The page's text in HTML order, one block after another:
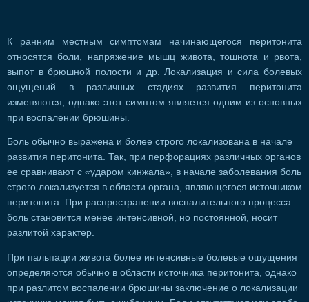
К ранним местным симптомам начинающегося перитонита
относятся боли, напряжение мышц живота, тошнота и рвота,
выпот в брюшной полости и др. Локализация и сила болевых
ощущений в различных стадиях развития перитонита
изменяются, однако этот симптом является одним из основных
при воспалении брюшины.
Боль обычно выражена и более строго локализована в начале
развития перитонита. Так, при перфорациях различных органов
ее сравнивают с «ударом кинжала», в начале заболевания боль
строго локализуется в области органа, являющегося источником
перитонита. При распространении воспалительного процесса
боль становится менее интенсивной, но постоянной, носит
разлитой характер.
При пальпации живота более интенсивные болевые ощущения
определяются обычно в области источника перитонита, однако
при разлитом воспалении брюшины заключение о локализации